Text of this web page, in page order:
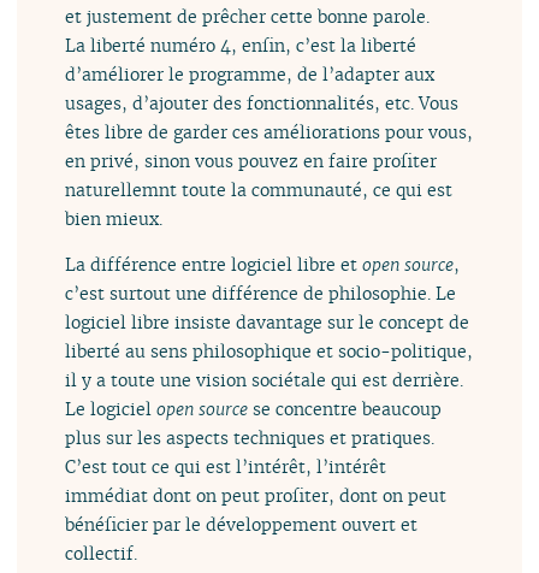
et justement de prêcher cette bonne parole.
La liberté numéro 4, enfin, c’est la liberté
d’améliorer le programme, de l’adapter aux
usages, d’ajouter des fonctionnalités, etc. Vous
êtes libre de garder ces améliorations pour vous,
en privé, sinon vous pouvez en faire profiter
naturellemnt toute la communauté, ce qui est
bien mieux.
La différence entre logiciel libre etopen source,
c’est surtout une différence de philosophie. Le
logiciel libre insiste davantage sur le concept de
liberté au sens philosophique et socio-politique,
il y a toute une vision sociétale qui est derrière.
Le logicielopen source se concentre beaucoup
plus sur les aspects techniques et pratiques.
C’est tout ce qui est l’intérêt, l’intérêt
immédiat dont on peut profiter, dont on peut
bénéficier par le développement ouvert et
collectif.